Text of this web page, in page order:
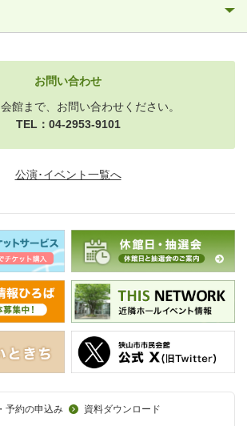
お問い合わせ
館まで、お問い合わせください。
TEL：04-2953-9101
公演･イベント一覧へ
予約の申込み
資料ダウンロード